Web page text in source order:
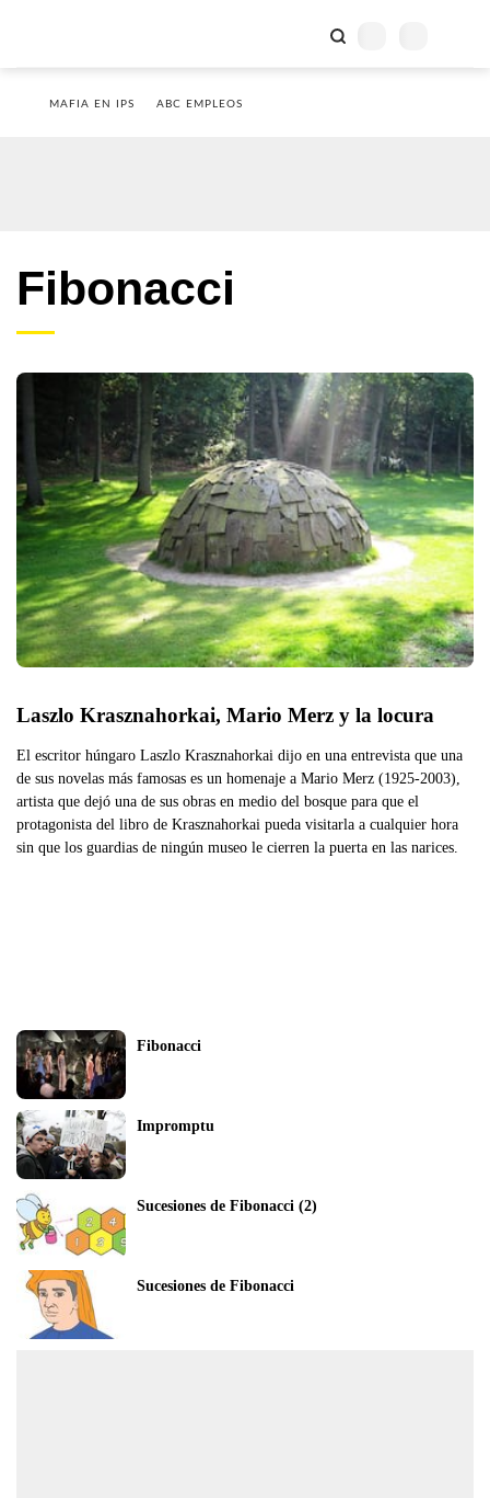
MAFIA EN IPS ABC EMPLEOS
Fibonacci
Laszlo Krasznahorkai, Mario Merz y la locura
El escritor húngaro Laszlo Krasznahorkai dijo en una entrevista que una
de sus novelas más famosas es un homenaje a Mario Merz (1925-2003),
artista que dejó una de sus obras en medio del bosque para que el
protagonista del libro de Krasznahorkai pueda visitarla a cualquier hora
sin que los guardias de ningún museo le cierren la puerta en las narices.
Fibonacci
Impromptu
Sucesiones de Fibonacci (2)
Sucesiones de Fibonacci